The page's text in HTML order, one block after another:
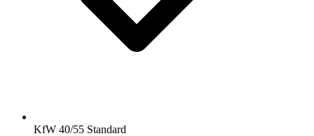
KfW 40/55 Standard